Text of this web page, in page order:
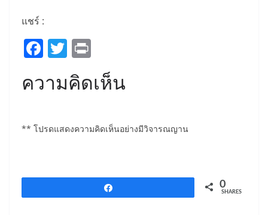
แชร์ :
F
c
b
k
T
w
itt
in
t
ความคิดเห็น
** โปรดแสดงความคิดเห็นอย่างมีวิจารณญาน
0
SHARES